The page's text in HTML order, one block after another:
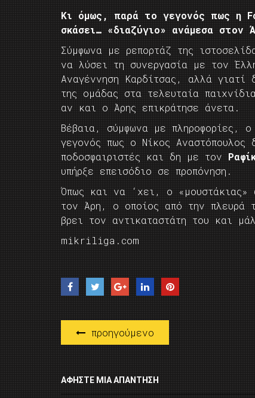
Κι όμως, παρά το γεγονός πως η
σκάσει… «διαζύγιο» ανάμεσα στον
Σύμφωνα με ρεπορτάζ της
να λύσει τη συνεργασία με τον
Αναγέννηση Καρδίτσας, αλλά γιατί
της ομάδας στα τελευταία
αν και ο Άρης επικράτησε άνετα.
Βέβαια, σύμφωνα με πληροφορίες,
γεγονός πως ο Νίκος Αναστόπουλος
ποδοσφαιριστές και δη με τον
υπήρξε επεισόδιο σε προπόνηση.
Όπως και να ‘χει, ο «μουστάκιας»
τον Άρη, ο οποίος από την πλευρά
βρει τον αντικαταστάτη του και
mikriliga.com
προηγούμενο
ΑΦΉΣΤΕ ΜΙΑ ΑΠΆΝΤΗΣΗ